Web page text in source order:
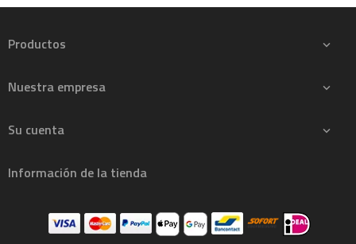
Productos 
Nuestra empresa 
Su cuenta 
Información de la tienda